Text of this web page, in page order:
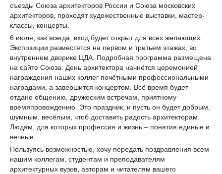
съезды Союза архитекторов России и Союза московских
архитекторов, проходят художественные выставки, мастер-
классы, концерты.
6 июля, как всегда, вход будет открыт для всех желающих.
Экспозиции разместятся на первом и третьем этажах, во
внутреннем дворике ЦДА. Подробная программа размещена
на сайте Союза. День архитектора начнётся церемонией
награждения наших коллег почётными профессиональными
наградами, а завершится концертом. Всё время будет
отдано общению, дружеским встречам, приятному
времяпровождению. Это праздник, и пусть он будет добрым,
шумным, весёлым, чтоб доставить радость архитекторам.
Людям, для которых профессия и жизнь – понятия единые и
вечные.
Пользуясь возможностью, хочу передать поздравления всем
нашим коллегам, студентам и преподавателям
архитектурных вузов, авторам и читателям вашего